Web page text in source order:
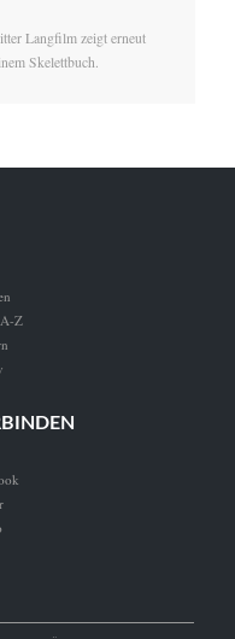
Langfilm zeigt erneut
Skelettbuch.
Z